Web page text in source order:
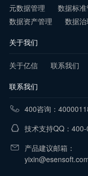
元数据管理
数据标
数据资产管理
数据
关于我们
关于亿信 联系我们
联系我们
400咨询：
技术支持QQ：
产品建议邮箱：